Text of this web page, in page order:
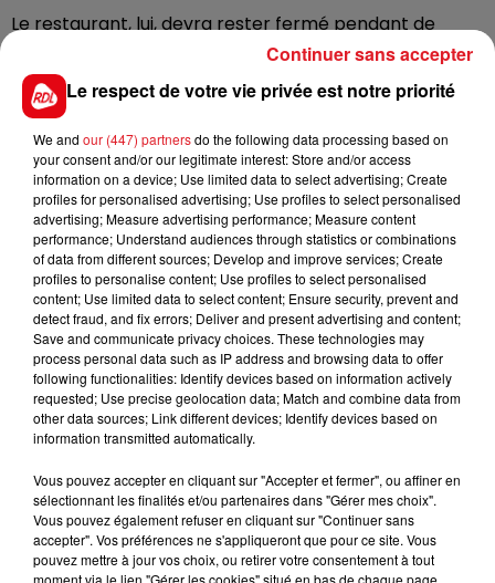
Le restaurant, lui, devra rester fermé pendant de
longues semaines et 4 personnes ont été placées au
chômage technique.
FIL D'ACTUS
15 juillet 2026
BÉTHUNE: ENQUÊTE POUR HOMICIDE
VOLONTAIRE EN COURS, APRÈS LA...
Selon les premiers éléments, le logement servait
à des prostituées
Le respect de votre vie privée est notre priorité
We and our (447) partnersdo the following data processing based on
your consent and/or our legitimate interest: Store and/or access
information on a device; Use limited data to select advertising; Create
profiles for personalised advertising; Use profiles to select personalised
advertising; Measure advertising performance; Measure content
performance; Understand audiences through statistics or combinations
of data from different sources; Develop and improve services; Create
profiles to personalise content; Use profiles to select personalised
content; Use limited data to select content; Ensure security, prevent and
detect fraud, and fix errors; Deliver and present advertising and content;
Save and communicate privacy choices. These technologies may
process personal data such as IP address and browsing data to offer
following functionalities: Identify devices based on information actively
requested; Use precise geolocation data; Match and combine data from
other data sources; Link different devices; Identify devices based on
information transmitted automatically.
Vous pouvez accepter en cliquant sur "Accepter et fermer", ou affiner en
sélectionnant les finalités et/ou partenaires dans "Gérer mes choix".
Vous pouvez également refuser en cliquant sur "Continuer sans
accepter". Vos préférences ne s'appliqueront que pour ce site. Vous
pouvez mettre à jour vos choix, ou retirer votre consentement à tout
moment via le lien "Gérer les cookies" situé en bas de chaque page.
Continuer sans accepter